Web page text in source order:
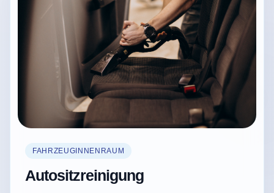
FAHRZEUGINNENRAUM
Autositzreinigung